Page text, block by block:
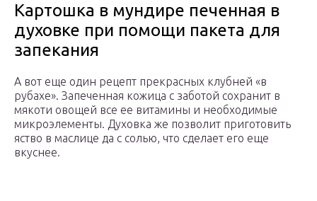
Картошка в мундире печенная в
духовке при помощи пакета для
запекания
А вот еще один рецепт прекрасных клубней «в
рубахе». Запеченная кожица с заботой сохранит в
мякоти овощей все ее витамины и необходимые
микроэлементы. Духовка же позволит приготовить
яство в маслице да с солью, что сделает его еще
вкуснее.